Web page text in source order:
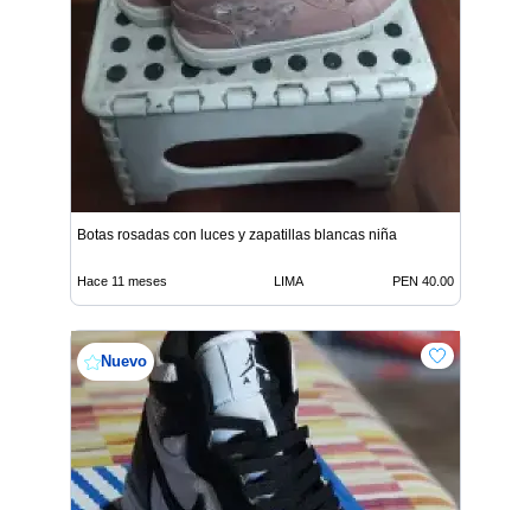
Botas rosadas con luces y zapatillas blancas niña
Hace 11 meses LIMA PEN 40.00
Nuevo